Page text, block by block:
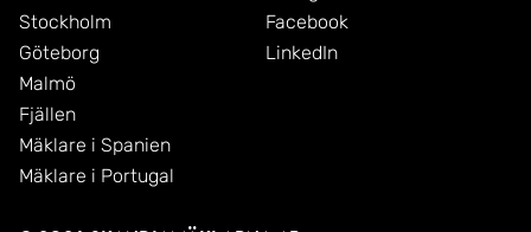
Stockholm
Göteborg
Malmö
Fjällen
Mäklare i Spanien
Mäklare i Portugal
Facebook
LinkedIn